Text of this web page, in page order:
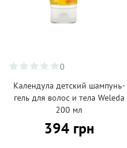
0
Календула детский шампунь-
гель для волос и тела Weleda
200 мл
394 грн